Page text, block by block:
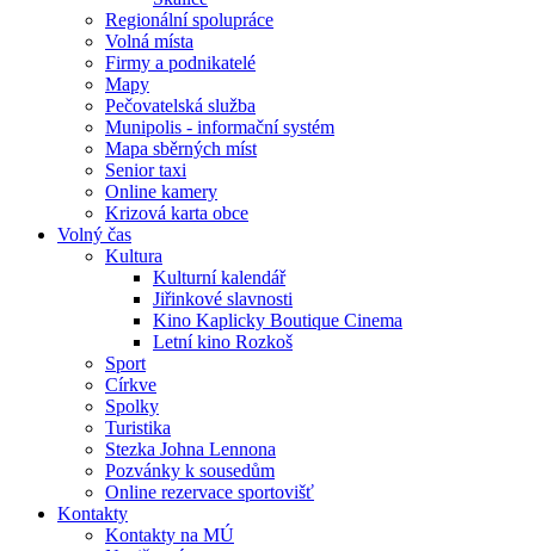
Regionální spolupráce
Volná místa
Firmy a podnikatelé
Mapy
Pečovatelská služba
Munipolis - informační systém
Mapa sběrných míst
Senior taxi
Online kamery
Krizová karta obce
Volný čas
Kultura
Kulturní kalendář
Jiřinkové slavnosti
Kino Kaplicky Boutique Cinema
Letní kino Rozkoš
Sport
Církve
Spolky
Turistika
Stezka Johna Lennona
Pozvánky k sousedům
Online rezervace sportovišť
Kontakty
Kontakty na MÚ